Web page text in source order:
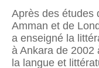
Après des études
Amman et de
a enseigné la
à Ankara de 2002
la langue et